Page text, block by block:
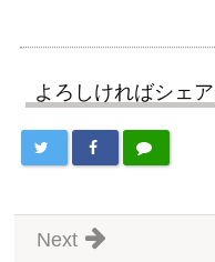
よろしければシェ
Next